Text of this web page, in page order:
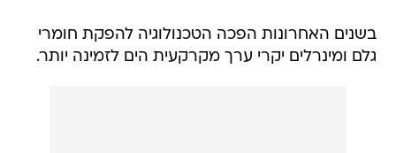
בשנים האחרונות הפכה הטכנולוגיה להפקת חומרי
גלם ומינרלים יקרי ערך מקרקעית הים לזמינה יותר.